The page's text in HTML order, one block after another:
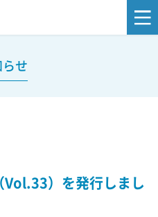
せ
Vol.33）を発行しまし